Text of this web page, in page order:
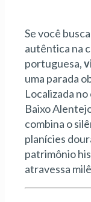
Se você
autêntica na
portuguesa,
uma parada
Localizada
Baixo
combina o
planícies
patrimônio
atravessa